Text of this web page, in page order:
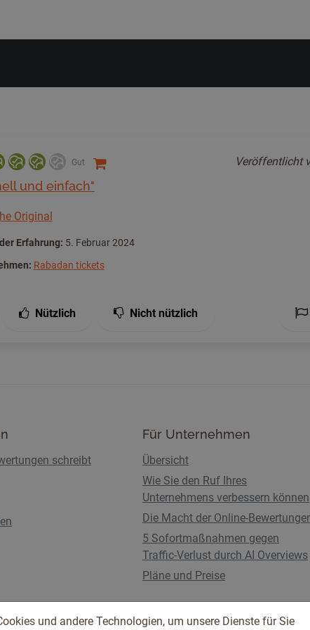
Gut Veröffentlicht
und einfach"
Original
Erfahrung: 5. Februar 2024
Rabadan tickets
Nützlich Nicht nützlich
schreibt
Für Unternehmen
Übersicht
Wie Sie den Ruf Ihres
Unternehmens verbessern können
Die Macht der Online-
5 Sofortmaßnahmen gegen
Traffic-Verlust durch AI Overviews
Pläne und Preise
und andere Technologien, um unsere Dienste für Sie